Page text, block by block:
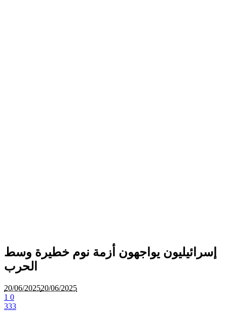
إسرائيليون يواجهون أزمة نوم خطيرة وسط
الحرب
20/06/202520/06/2025
1 0
333